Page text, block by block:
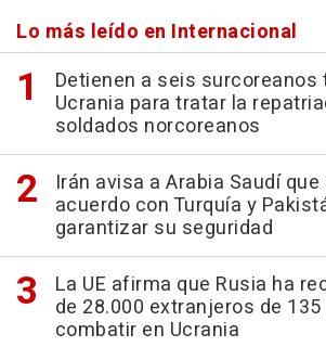
Lo más leído en Internacional
Detienen a seis surcoreanos
Ucrania para tratar la
soldados norcoreanos
Irán avisa a Arabia Saudí
acuerdo con Turquía y
garantizar su seguridad
La UE afirma que Rusia ha
de 28.000 extranjeros de
combatir en Ucrania